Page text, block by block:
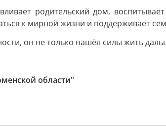
родительский дом,
к мирной жизни и поддерживает
он не только нашёл силы жить
области"